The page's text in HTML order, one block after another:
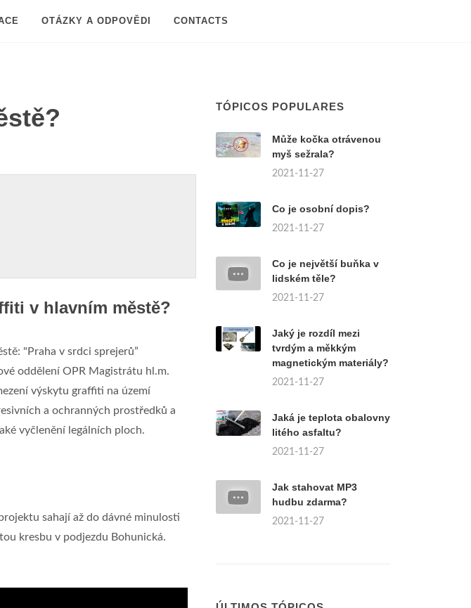
OTÁZKY A ODPOVĚDI CONTACTS
v hlavním městě?
"Praha v srdci sprejerů”
oddělení OPR Magistrátu hl.m.
výskytu graffiti na území
a ochranných prostředků a
vyčlenění legálních ploch.
sahají až do dávné minulosti
kresbu v podjezdu Bohunická.
TÓPICOS POPULARES
Může kočka otrávenou
myš sežrala?
2021-11-27
Co je osobní dopis?
2021-11-27
Co je největší buňka v
lidském těle?
2021-11-27
Jaký je rozdíl mezi
tvrdým a měkkým
magnetickým materiály?
2021-11-27
Jaká je teplota obalovny
litého asfaltu?
2021-11-27
Jak stahovat MP3
hudbu zdarma?
2021-11-27